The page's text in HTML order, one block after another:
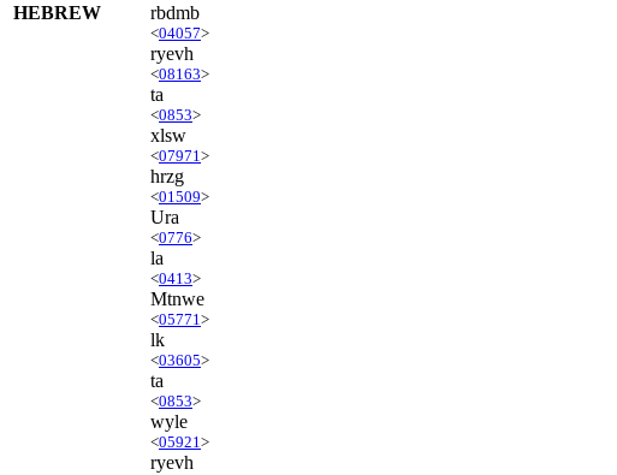
HEBREW rbdmb
<04057>
ryevh
<08163>
ta
<0853>
xlsw
<07971 >
hrzg
<01509>
Ura
<0776>
la
<0413>
Mtnwe
<05771 >
lk
<03605>
ta
<0853>
wyle
<05921 >
ryevh